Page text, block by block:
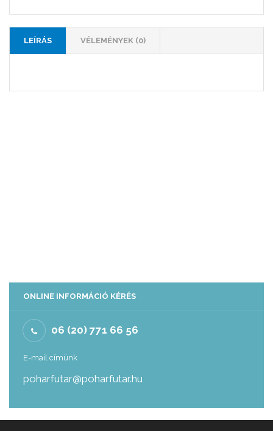
LEÍRÁS VÉLEMÉNYEK (0)
ONLINE INFORMÁCIÓ KÉRÉS
06 (20) 771 66 56
E-mail címünk
poharfutar@poharfutar.hu